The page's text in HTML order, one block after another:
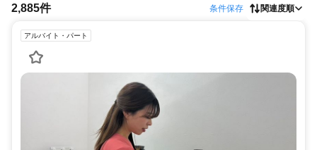
2,885件 条件保存 関連度順
アルバイト・パート